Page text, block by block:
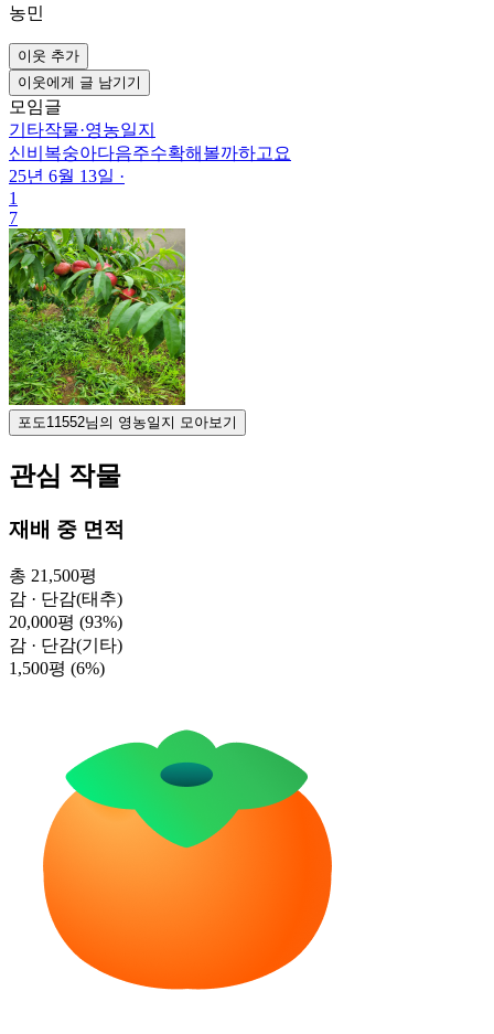
농민
이웃 추가
이웃에게 글 남기기
모임글
기타작물·영농일지
신비복숭아다음주수확해볼까하고요
25년 6월 13일 ·
1
7
포도11552님의 영농일지 모아보기
관심 작물
재배 중 면적
총 21,500평
감 · 단감(태추)
20,000평 (93%)
감 · 단감(기타)
1,500평 (6%)